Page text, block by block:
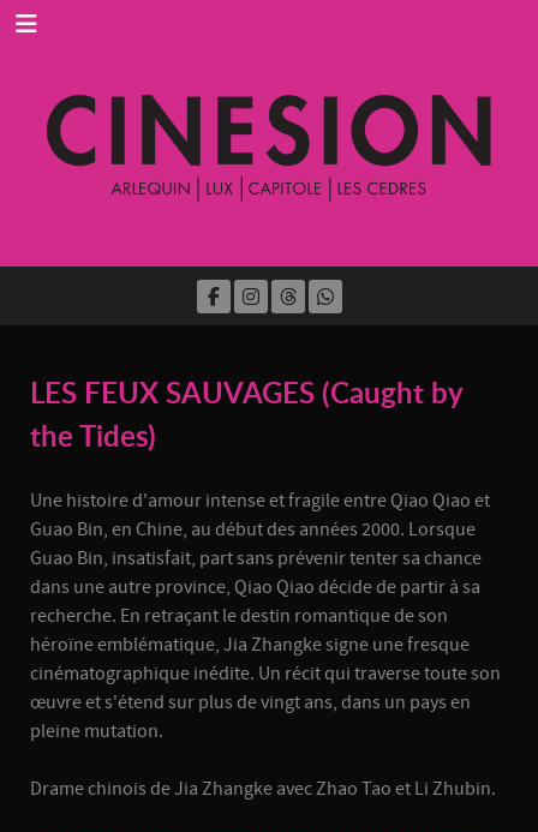
LES FEUX SAUVAGES (Caught by
the Tides)
Une histoire d'amour intense et fragile entre Qiao Qiao et
Guao Bin, en Chine, au début des années 2000. Lorsque
Guao Bin, insatisfait, part sans prévenir tenter sa chance
dans une autre province, Qiao Qiao décide de partir à sa
recherche. En retraçant le destin romantique de son
héroïne emblématique, Jia Zhangke signe une fresque
cinématographique inédite. Un récit qui traverse toute son
œuvre et s'étend sur plus de vingt ans, dans un pays en
pleine mutation.
Drame chinois de Jia Zhangke avec Zhao Tao et Li Zhubin.